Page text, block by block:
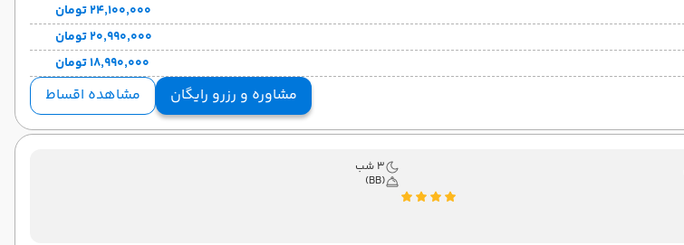
۲۴٬۱۰۰٬۰۰۰ تومان
۲۰٬۹۹۰٬۰۰۰ تومان
۱۸٬۹۹۰٬۰۰۰ تومان
مشاوره و رزرو رایگان مشاهده اقساط
3 شب
(BB)